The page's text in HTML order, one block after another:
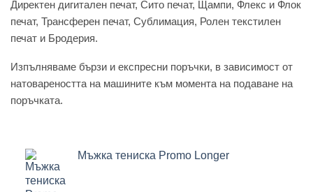
Директен дигитален печат, Сито печат, Щампи, Флекс и Флок
печат, Трансферен печат, Сублимация, Ролен текстилен
печат и Бродерия.
Изпълняваме бързи и експресни поръчки, в зависимост от
натовареността на машините към момента на подаване на
поръчката.
Мъжка тениска Promo Longer